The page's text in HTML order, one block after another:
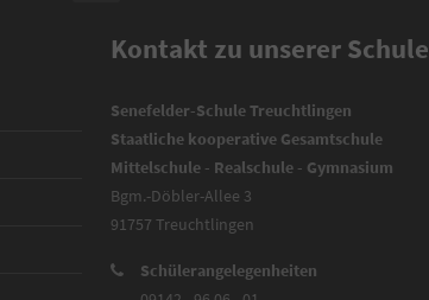
Kontakt zu unserer Schule
Senefelder-Schule Treuchtlingen
Staatliche kooperative Gesamtschule
Mittelschule - Realschule - Gymnasium
Bgm.-Döbler-Allee 3
91757 Treuchtlingen
Schülerangelegenheiten